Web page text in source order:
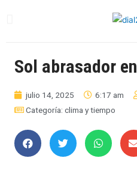
Sol abrasador
julio 14, 2025 6:17 am
Categoría: clima y tiempo